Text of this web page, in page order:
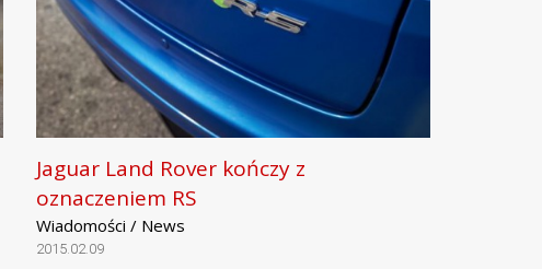
Jaguar Land Rover kończy z
oznaczeniem RS
Wiadomości / News
2015.02.09